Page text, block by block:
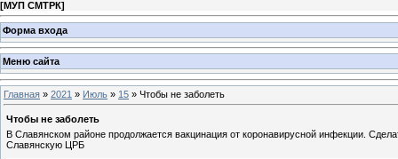
[МУП СМТРК]
Форма входа
Меню сайта
Главная » 2021 » Июль » 15 » Чтобы не заболеть
Чтобы не заболеть
В Славянском районе продолжается вакцинация от коронавирусной инфекции.
Славянскую ЦРБ